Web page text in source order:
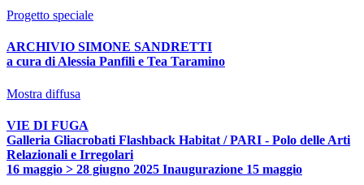
Progetto speciale
ARCHIVIO SIMONE SANDRETTI
a cura di Alessia Panfili e Tea Taramino
Mostra diffusa
VIE DI FUGA
Galleria Gliacrobati Flashback Habitat / PARI - Polo delle Arti
Relazionali e Irregolari
16 maggio > 28 giugno 2025 Inaugurazione 15 maggio